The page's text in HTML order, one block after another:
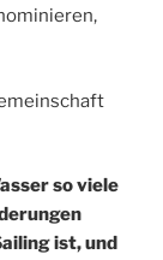
so viele
ist, und